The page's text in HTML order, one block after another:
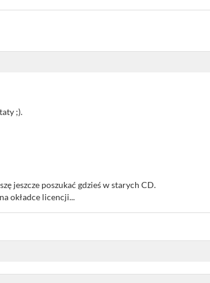
;).
jeszcze poszukać gdzieś w starych CD.
okładce licencji...